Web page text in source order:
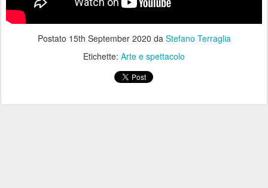
Postato 15th September 2020 da Stefano Terraglia
Etichette: Arte e spettacolo